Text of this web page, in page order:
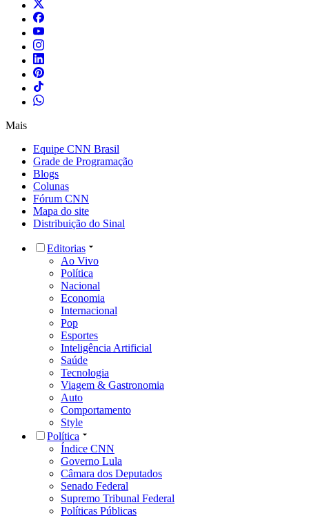
Mais
Equipe CNN Brasil
Grade de Programação
Blogs
Colunas
Fórum CNN
Mapa do site
Distribuição do Sinal
Editorias
Ao Vivo
Política
Nacional
Economia
Internacional
Pop
Esportes
Inteligência Artificial
Saúde
Tecnologia
Viagem & Gastronomia
Auto
Comportamento
Style
Política
Índice CNN
Governo Lula
Câmara dos Deputados
Senado Federal
Supremo Tribunal Federal
Políticas Públicas